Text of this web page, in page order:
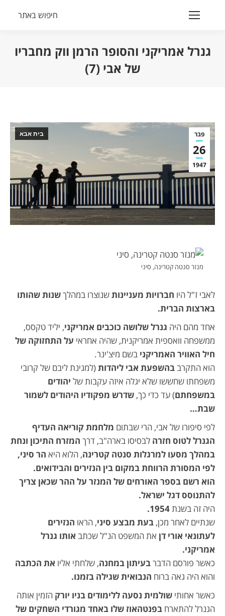
Search:
חיפוש באתר
גנרל אמריקני והסופר הרמן ווק מחבריו
של אבי (7)
פבר
26
1947
בית אבא
מנזר סנטה קטרינה, סיני
לאבי ז"ל היו חברויות מעניינותשנוצרו במהלךשנות שהותו
בארצות הברית.
אחד מהם היה גנרל שלושה כוכבים אמריקני, יליד טקסס,
ממשפחה וואספית אמריקנית, שהיה אחראי על התחזוקה של
חיל האוויר האמריקני בשם מיצ'ינר.
הוא התקרבבהשפעת אבי ליהדות(למגינת ליבם של קרובי
משפחתו שחששו שלא יגלה איזה עקבות של יהודים
במשפחתם) עד כדי כך, שדרש מפקודיו היהודים לשמור
שבת…
לפי סיפורו של אבי, הרי שבתום מלחמת קוריאה העדיף
הגנרל לטוס חזרה לבסיסו בארה"ב, דרך המזרח התיכון ונחת
במהלך מסעו למרגלות סנטה קטרינה, הלוא היא הר סיני,
לפי המסורת הרווחת במקום בין הנזירים והבידואים.
הוא רשם בספר האורחים של המנזר על ההר שכאן צריך
להתנוסס דגל ישראל.
היה זה בשנת
שנתיים לאחר מכן, בעת מבצע סיני, הראו הנזירים
לעתונאי אורי דן את המשפט הנ"ל שכתב אותו גנרל
אמריקני.
כאשר פורסם הדברבעיתון במחנה, שלחתי אליו את הכתבה
והוא היה גאה ברוח הנבואית שגילה בזמנו.
כאשר אחותי שולמית נסעה ללימודים בניו יורק הזמין אותה
הגנרל להתארח בפנטהאוז שלו באחד מגורדי השחקים של